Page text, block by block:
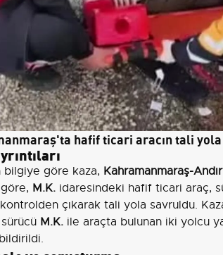
hafif ticari aracın tali yola
bilgiye göre kaza, Kahramanmaraş-
M.K. idaresindeki hafif ticari araç,
çıkarak tali yola savruldu.
M.K. ile araçta bulunan iki yolcu